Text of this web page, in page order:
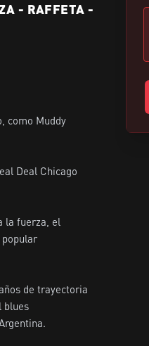
- RAFFETA -
como Muddy
Deal Chicago
la fuerza, el
de trayectoria
blues